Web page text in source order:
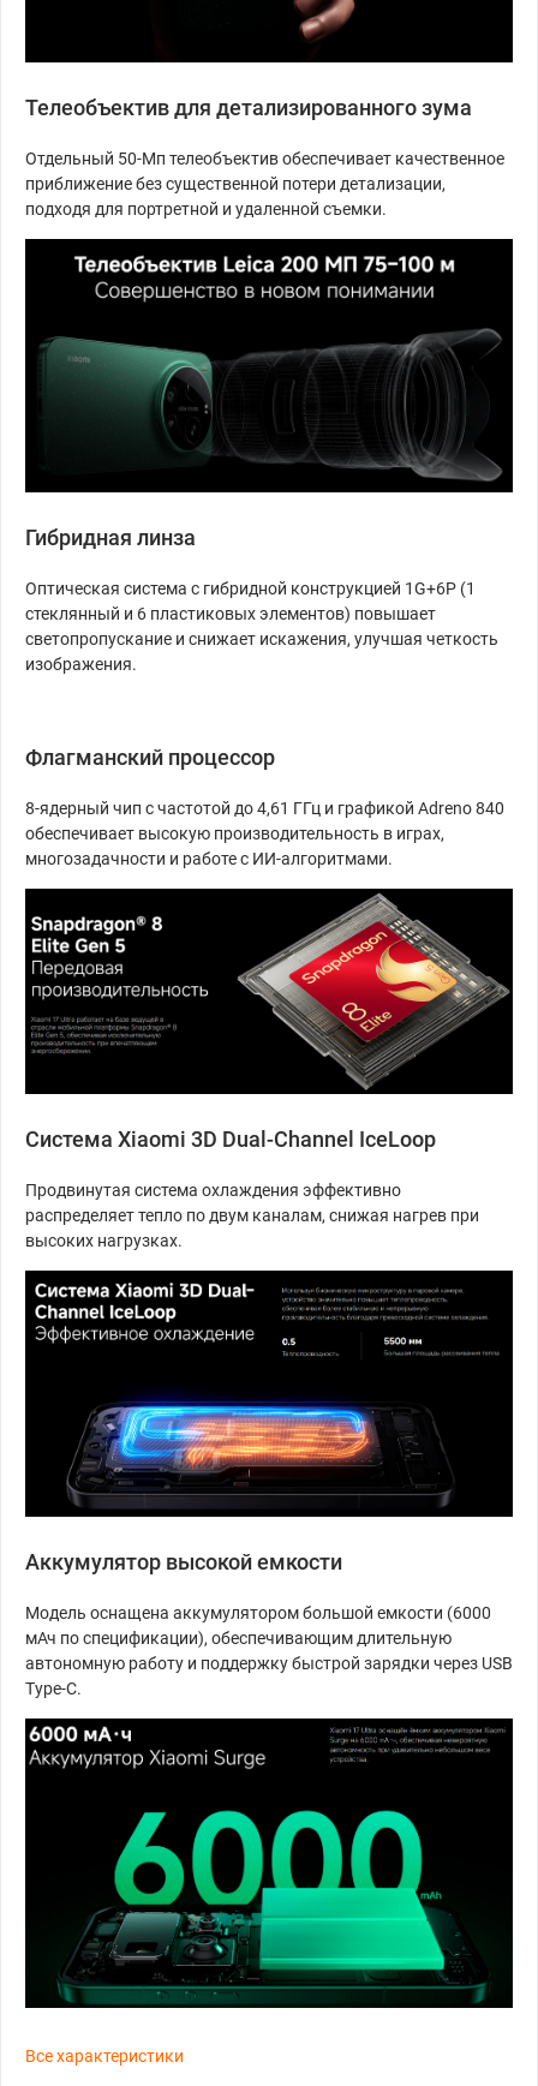
Телеобъектив для детализированного зума
Отдельный 50-Мп телеобъектив обеспечивает качественное
приближение без существенной потери детализации,
подходя для портретной и удаленной съемки.
Гибридная линза
Оптическая система с гибридной конструкцией 1G+6P (1
стеклянный и 6 пластиковых элементов) повышает
светопропускание и снижает искажения, улучшая четкость
изображения.
Флагманский процессор
8-ядерный чип с частотой до 4,61 ГГц и графикой Adreno 840
обеспечивает высокую производительность в играх,
многозадачности и работе с ИИ-алгоритмами.
Система Xiaomi 3D Dual-Channel IceLoop
Продвинутая система охлаждения эффективно
распределяет тепло по двум каналам, снижая нагрев при
высоких нагрузках.
Аккумулятор высокой емкости
Модель оснащена аккумулятором большой емкости (6000
мАч по спецификации), обеспечивающим длительную
автономную работу и поддержку быстрой зарядки через USB
Type-C.
Все характеристики